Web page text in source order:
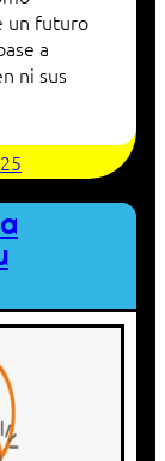
un futuro
a
ni sus